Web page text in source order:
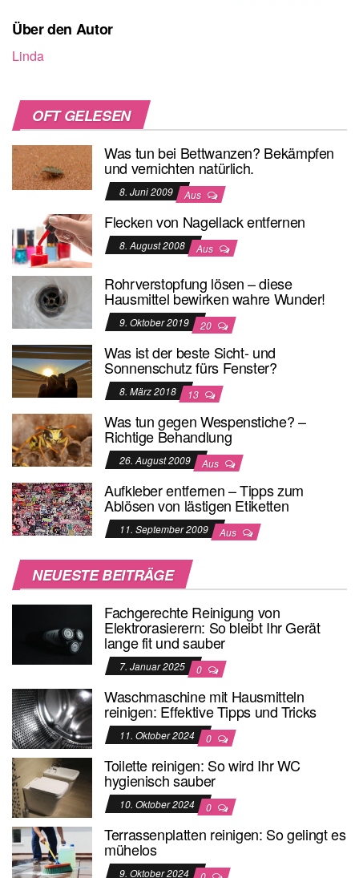
Über den Autor
Linda
OFT GELESEN
Was tun bei Bettwanzen? Bekämpfen
und vernichten natürlich.
8. Juni 2009 Aus
Flecken von Nagellack entfernen
8. August 2008 Aus
Rohrverstopfung lösen – diese
Hausmittel bewirken wahre Wunder!
9. Oktober 2019 20
Was ist der beste Sicht- und
Sonnenschutz fürs Fenster?
8. März 2018 13
Was tun gegen Wespenstiche? –
Richtige Behandlung
26. August 2009 Aus
Aufkleber entfernen – Tipps zum
Ablösen von lästigen Etiketten
11. September 2009 Aus
NEUESTE BEITRÄGE
Fachgerechte Reinigung von
Elektrorasierern: So bleibt Ihr Gerät
lange fit und sauber
7. Januar 2025 0
Waschmaschine mit Hausmitteln
reinigen: Effektive Tipps und Tricks
11. Oktober 2024 0
Toilette reinigen: So wird Ihr WC
hygienisch sauber
10. Oktober 2024 0
Terrassenplatten reinigen: So gelingt es
mühelos
9. Oktober 2024